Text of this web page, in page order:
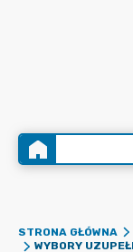
STRONA GŁÓWNA